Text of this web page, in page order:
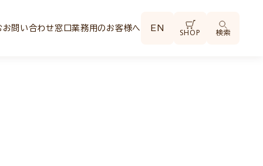
お問い合わせ窓口業務用のお客様へ EN SHOP 検索